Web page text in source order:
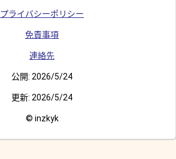
プライバシーポリシー
免責事項
連絡先
公開: 2026/5/24
更新: 2026/5/24
© inzkyk